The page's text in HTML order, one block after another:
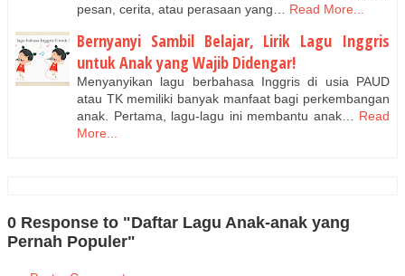
pesan, cerita, atau perasaan yang…
Read More...
Bernyanyi Sambil Belajar, Lirik Lagu Inggris
untuk Anak yang Wajib Didengar!
Menyanyikan lagu berbahasa Inggris di usia PAUD
atau TK memiliki banyak manfaat bagi perkembangan
anak. Pertama, lagu-lagu ini membantu anak… Read
More...
0 Response to "Daftar Lagu Anak-anak yang
Pernah Populer"